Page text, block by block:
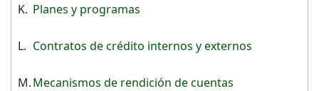
K. Planes y programas
L. Contratos de crédito internos y externos
M.Mecanismos de rendición de cuentas